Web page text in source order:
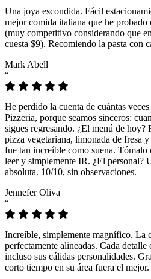
Una joya escondida. Fácil
mejor comida italiana que he
(muy competitivo considerando que
cuesta $9). Recomiendo la pasta con
Mark Abell
“
He perdido la cuenta de cuántas
Pizzeria, porque seamos sinceros:
sigues regresando. ¿El menú de hoy?
pizza vegetariana, limonada de fresa
fue tan increíble como suena. Tómalo
leer y simplemente IR. ¿El personal?
absoluta. 10/10, sin observaciones.
Jennefer Oliva
“
Increíble, simplemente magnífico. La
perfectamente alineadas. Cada
incluso sus cálidas personalidades.
corto tiempo en su área fuera el mejor.